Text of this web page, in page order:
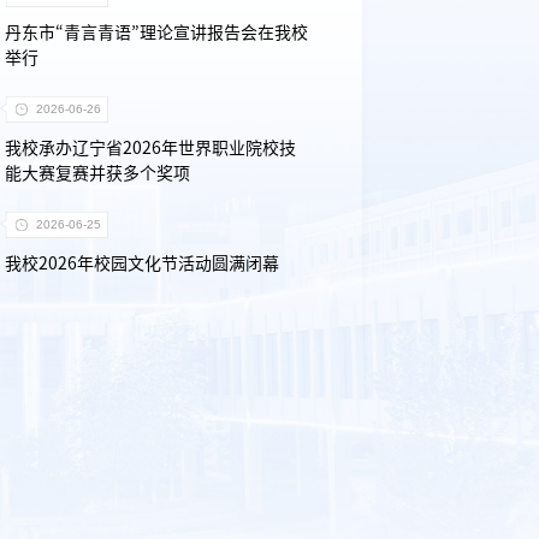
丹东市“青言青语”理论宣讲报告会在我校
举行
2026-06-26
我校承办辽宁省2026年世界职业院校技
能大赛复赛并获多个奖项
2026-06-25
我校2026年校园文化节活动圆满闭幕